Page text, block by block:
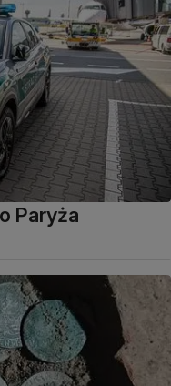
Paryża